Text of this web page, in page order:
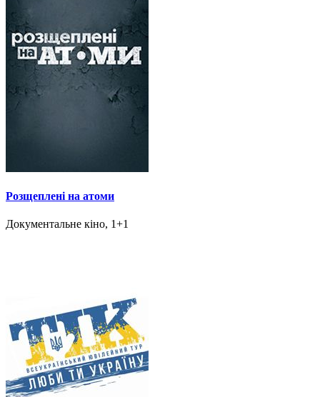
Розщеплені на атоми
Документальне кіно, 1+1